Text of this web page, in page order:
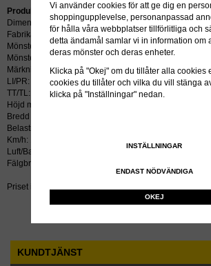
Produktbeskrivning:
Dimension: 25X12.00-10
Fabrikat: DURO
Mönster: DI2010
Mönstertyp: BUFFALO
Märkning:
LI/PR: 6PR
TT/TL: TL (slang krävs ej)
Höjd mm: 640
Bredd mm: 300
Belastning kg: 195
Km/h: 100
Luft/Bar: 0,35
Fälgbredd tum: 9.50X10
Priset inkluderar återvinningsavgift!
KUNDTJÄNST
Vi använder cookies för att ge dig en
shoppingupplevelse, personanpassad
för hålla våra webbplatser tillförlitliga och
detta ändamål samlar vi in information om
deras mönster och deras enheter.
Klicka på "Okej" om du tillåter alla cookies
cookies du tillåter och vilka du vill stänga
klicka på "Inställningar" nedan.
INSTÄLLNINGAR
ENDAST NÖDVÄNDIGA
OKEJ